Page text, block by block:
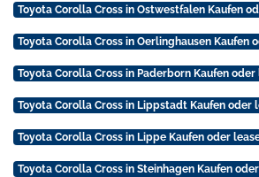
Toyota Corolla Cross in Ostwestfalen Kaufen
Toyota Corolla Cross in Oerlinghausen Kaufen
Toyota Corolla Cross in Paderborn Kaufen oder
Toyota Corolla Cross in Lippstadt Kaufen oder
Toyota Corolla Cross in Lippe Kaufen oder
Toyota Corolla Cross in Steinhagen Kaufen